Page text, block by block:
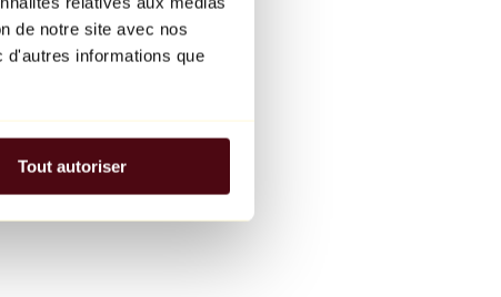
de notre site avec nos
d'autres informations que
Tout autoriser